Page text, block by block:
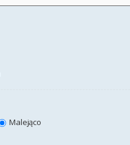
Malejąco